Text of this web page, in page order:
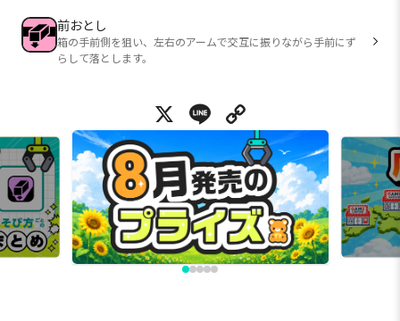
前おとし
箱の手前側を狙い、左右のアームで交互に振りながら手前にず
らして落とします。
X Line